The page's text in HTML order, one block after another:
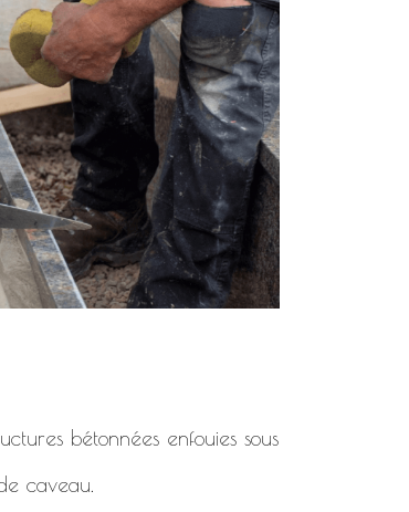
bétonnées enfouies sous
caveau.